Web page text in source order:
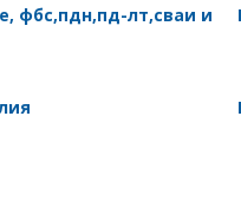
фбс,пдн,пд-лт,сваи и